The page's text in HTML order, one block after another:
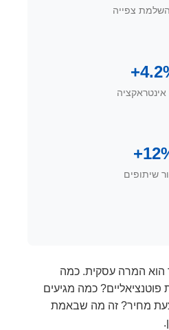
צפייה
אינטראקציה
שיתופים
הוא המרה עסקית. כמה
פוטנציאליים? כמה מגיעים
מחיר? זה מה שבאמת